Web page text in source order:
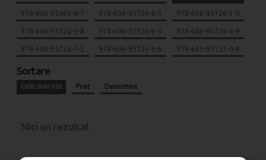
978-606-95469-8-7 978-606-95726-0-3 978-606-95726-1-0
978-606-95726-5-8 978-606-95726-6-5 978-606-95726-8-9
978-606-95726-7-2 978-606-95726-9-6 978-630-95153-0-8
Sortare
Cele mai noi Pret Denumire
Nici un rezultat